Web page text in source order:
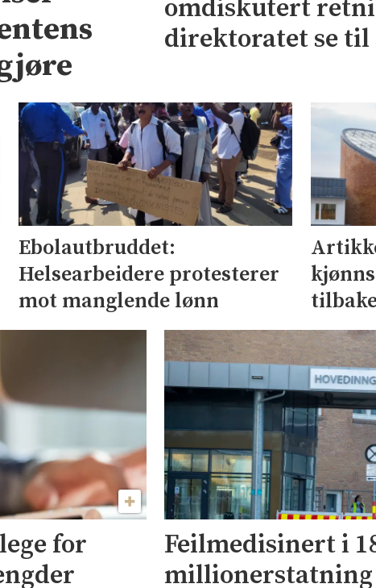
omdiskutert
direktoratet se til
Ebolautbruddet:
Helsearbeidere protesterer
mot manglende lønn
for
Feilmedisinert i
millionerstatning